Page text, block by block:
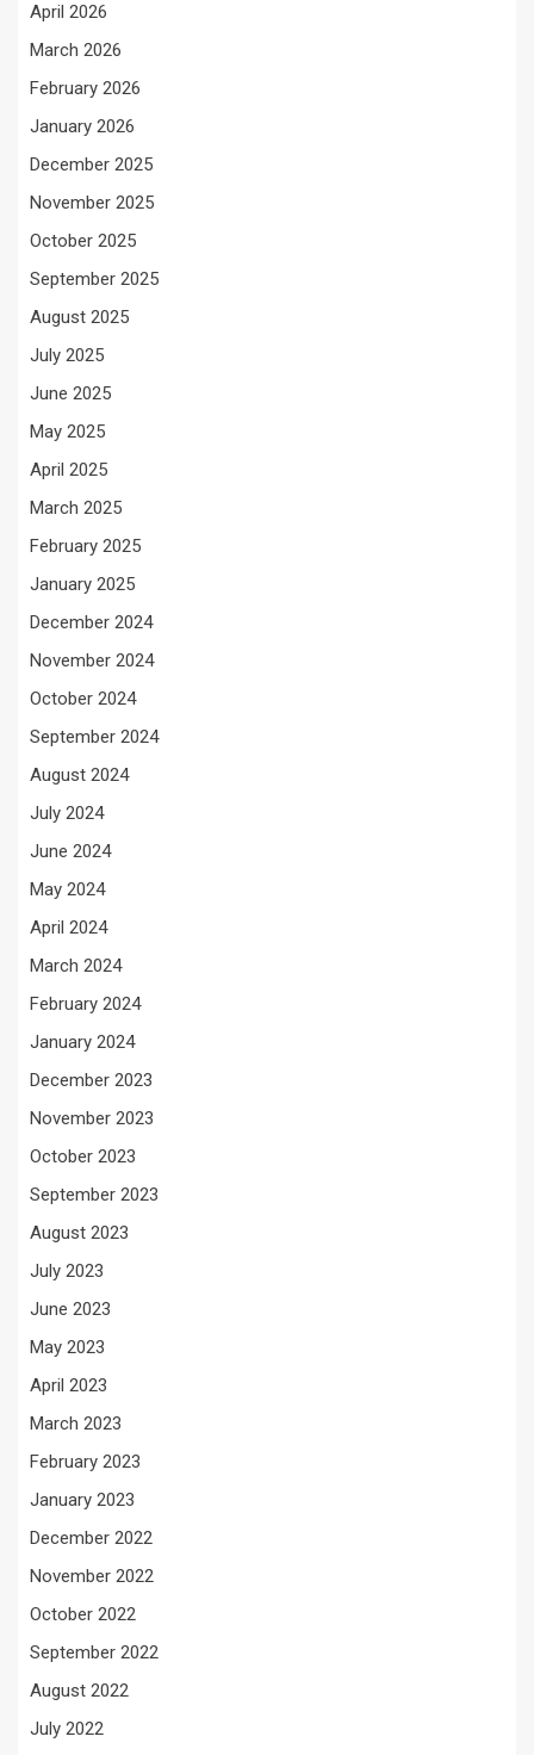
April 2026
March 2026
February 2026
January 2026
December 2025
November 2025
October 2025
September 2025
August 2025
July 2025
June 2025
May 2025
April 2025
March 2025
February 2025
January 2025
December 2024
November 2024
October 2024
September 2024
August 2024
July 2024
June 2024
May 2024
April 2024
March 2024
February 2024
January 2024
December 2023
November 2023
October 2023
September 2023
August 2023
July 2023
June 2023
May 2023
April 2023
March 2023
February 2023
January 2023
December 2022
November 2022
October 2022
September 2022
August 2022
July 2022